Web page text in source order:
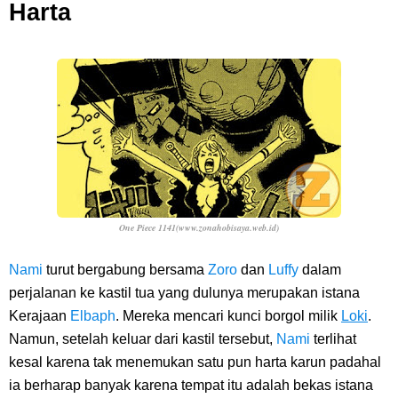
7 Fakta Ivankov One Piece, Orang Yang Mampu Menipu Sensor
Wanita Milik Sanji
7 Klub Pertama Yang Menjuarai Liga Champions, Apa Klub Jagoan
Kamu Termasuk
Arti Bendera Palau, Negara Kepulauan Yang Berada Di Kawasan
Pasifik Barat
Cara Membuat Linktree Instagram, Sangat Mudah Untuk Kamu
Lakukan Sendiri
Harta
One Piece 1141(www.zonahobisaya.web.id)
Nami turut bergabung bersama Zoro dan Luffy dalam
perjalanan ke kastil tua yang dulunya merupakan istana
Kerajaan Elbaph. Mereka mencari kunci borgol milik Loki.
Namun, setelah keluar dari kastil tersebut, Nami terlihat
kesal karena tak menemukan satu pun harta karun padahal
ia berharap banyak karena tempat itu adalah bekas istana